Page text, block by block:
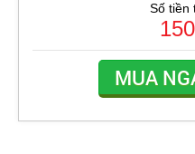
Số tiền
MUA